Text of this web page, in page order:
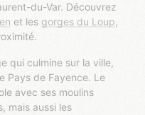
du-Var. Découvrez
et les gorges du Loup,
qui culmine sur la ville,
Pays de Fayence. Le
avec ses moulins
mais aussi les